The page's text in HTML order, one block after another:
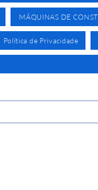
MÁQUINAS DE
Política de Privacidade